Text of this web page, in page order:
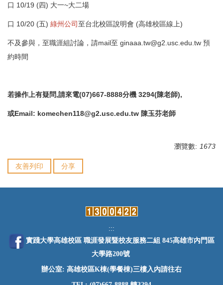
口 10/19 (四) 大一~大二場
口 10/20 (五) 綠州公司至台北校區說明會 (高雄校區線上)
不及參與，至職涯組討論，請mail至 ginaaa.tw@g2.usc.edu.tw 預
約時間
若操作上有疑問,請來電(07)667-8888分機 3294(陳老師),
或Email: komechen118@g2.usc.edu.tw 陳玉芬老師
瀏覽數: 1673
友善列印 分享
:::
實踐大學高雄校區 職涯發展暨校友服務二組 845高雄市內門區
大學路200號
辦公室: 高雄校區K棟(學餐棟)三樓入內請往右